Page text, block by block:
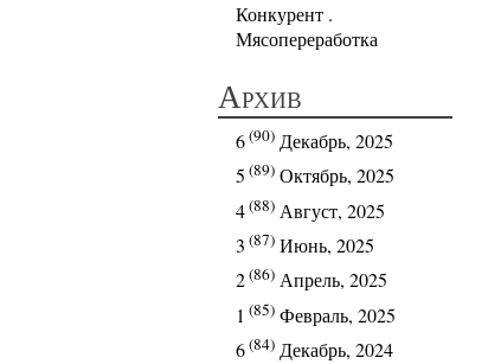
Конкурент .
Мясопереработка
Архив
6(90) Декабрь, 2025
5 (89) Октябрь, 2025
4(88) Август, 2025
3 (87) Июнь, 2025
2(86) Апрель, 2025
1 (85) Февраль, 2025
6(84) Декабрь, 2024